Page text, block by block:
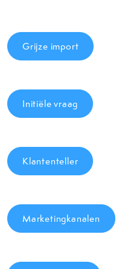
Grijze import
Initiële vraag
Klantenteller
Marketingkanalen